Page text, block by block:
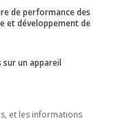
de performance des
et développement de
un appareil
et les informations